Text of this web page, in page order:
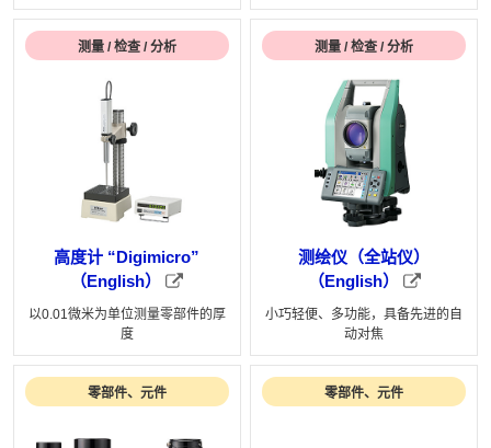
测量 / 检查 / 分析
高度计 “Digimicro”
（English）
以0.01微米为单位测量零部件的厚
度
测量 / 检查 / 分析
测绘仪（全站仪）
（English）
小巧轻便、多功能，具备先进的自
动对焦
零部件、元件 零部件、元件